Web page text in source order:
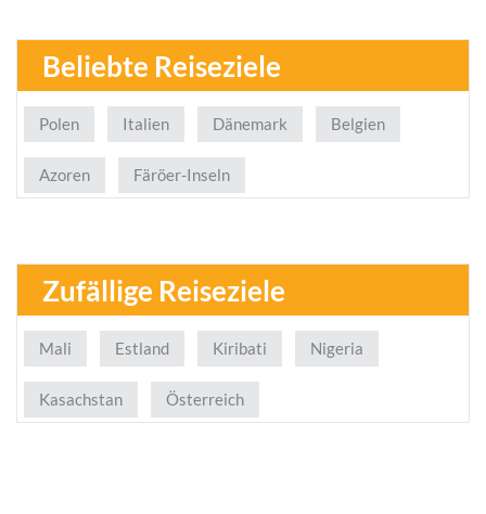
Beliebte Reiseziele
Polen Italien Dänemark Belgien
Azoren Färöer-Inseln
Zufällige Reiseziele
Mali Estland Kiribati Nigeria
Kasachstan Österreich